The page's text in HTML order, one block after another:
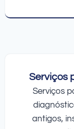
Serviços
Serviços
antigos,